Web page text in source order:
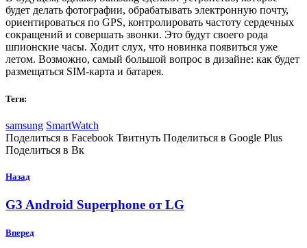
будет делать фотографии, обрабатывать электронную почту,
ориентироваться по GPS, контролировать частоту сердечных
сокращений и совершать звонки. Это будут своего рода
шпионские часы. Ходит слух, что новинка появиться уже
летом. Возможно, самый большой вопрос в дизайне: как будет
размещаться SIM-карта и батарея.
Теги:
samsung SmartWatch
Поделиться в Facebook Твитнуть Поделиться в Google Plus
Поделиться в Вк
Назад
G3 Android Superphone от LG
Вперед